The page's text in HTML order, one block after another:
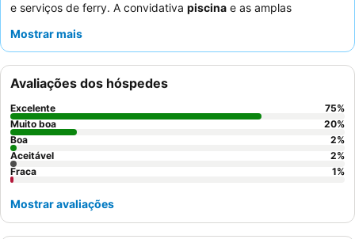
e serviços de ferry. A convidativa piscina e as amplas
oportunidades perfeitas para relaxar. Os hóspedes elogiam
diversificado e fresco
produtos locais e Prosecco. Para uma experiência
verdadeiramente luxuosa, considere reservar um quarto
renovado com comodidades como um duche a vapor ou
jacuzzi.
Mostrar mais
Avaliações dos hóspedes
Excelente 75%
Muito boa
20%
Boa
2%
Aceitável
2%
Fraca
1%
Mostrar avaliações